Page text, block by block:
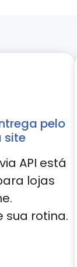
pelo
site
API está
lojas
sua rotina.